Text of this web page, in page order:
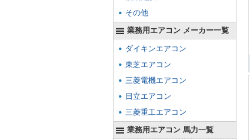
その他
業務用エアコン メーカー一覧
ダイキンエアコン
東芝エアコン
三菱電機エアコン
日立エアコン
三菱重工エアコン
業務用エアコン 馬力一覧